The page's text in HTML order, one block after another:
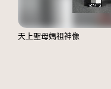
天上聖母媽祖神像